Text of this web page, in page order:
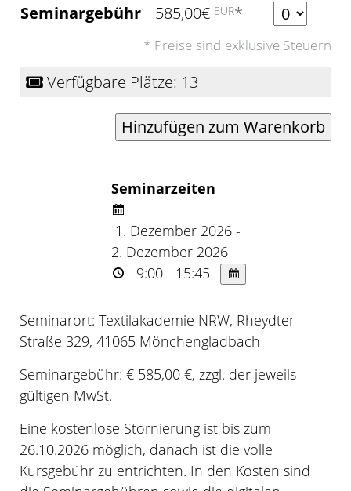
Seminargebühr
585,00€ EUR* Anzahl
* Preise sind exklusive Steuern
Verfügbare Plätze: 13
Seminarzeiten
1. Dezember 2026 -
2. Dezember 2026
9:00 - 15:45
Seminarort: Textilakademie NRW, Rheydter
Straße 329, 41065 Mönchengladbach
Seminargebühr: € 585,00 €, zzgl. der jeweils
gültigen MwSt.
Eine kostenlose Stornierung ist bis zum
26.10.2026 möglich, danach ist die volle
Kursgebühr zu entrichten. In den Kosten sind